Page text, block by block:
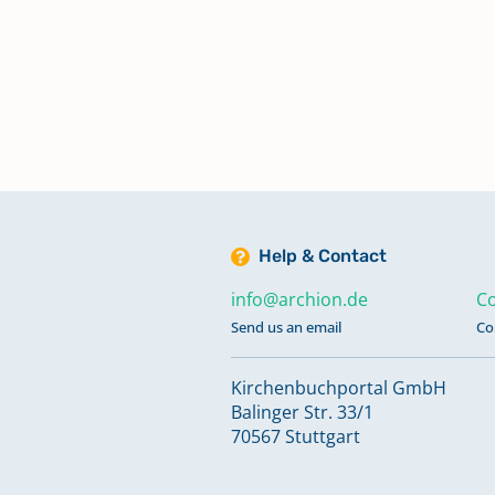
Help & Contact
info@archion.de
Send us an email
Kirchenbuchportal GmbH
Balinger Str. 33/1
70567 Stuttgart